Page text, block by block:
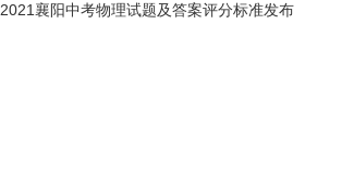
2021襄阳中考物理试题及答案评分标准发布